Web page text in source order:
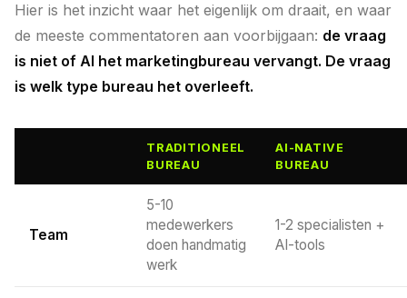
Hier is het inzicht waar het eigenlijk om draait, en waar
de meeste commentatoren aan voorbijgaan: de vraag
is niet of AI het marketingbureau vervangt. De vraag
is welk type bureau het overleeft.
TRADITIONEEL
BUREAU
AI-NATIVE
BUREAU
Team
5-10
medewerkers
doen handmatig
werk
1-2 specialisten +
AI-tools